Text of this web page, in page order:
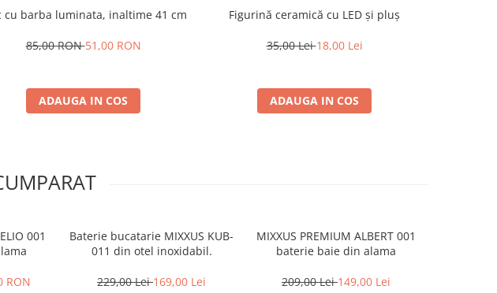
cu barba luminata, inaltime 41 cm
85,00 RON51,00 RON
ADAUGA IN COS
Figurină ceramică cu LED și pluș
35,00 Lei18,00 Lei
ADAUGA IN COS
001
RON
Baterie bucatarie MIXXUS KUB-
011 din otel inoxidabil.
229,00 Lei169,00 Lei
MIXXUS PREMIUM ALBERT 001
baterie baie din alama
209,00 Lei149,00 Lei